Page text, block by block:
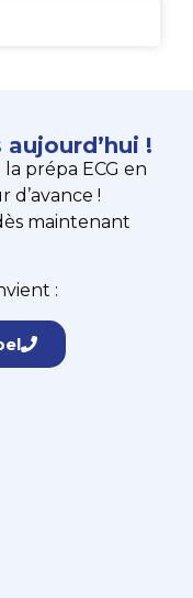
aujourd’hui !
prépa ECG en
!
maintenant
: